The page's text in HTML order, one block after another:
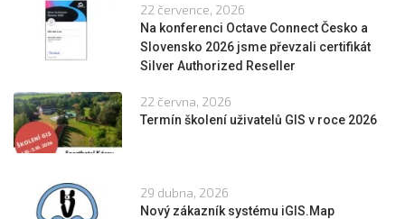
22 července, 2026
Na konferenci Octave Connect Česko a
Slovensko 2026 jsme převzali certifikát
Silver Authorized Reseller
22 června, 2026
Termín školení uživatelů GIS v roce 2026
29 dubna, 2026
Nový zákazník systému iGIS.Map